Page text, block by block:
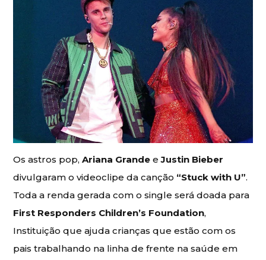
Os astros pop,Ariana Grande eJustin Bieber
divulgaram o videoclipe da canção “Stuck with U”.
Toda a renda gerada com o single será doada para
First Responders Children’s Foundation,
Instituição que ajuda crianças que estão com os
pais trabalhando na linha de frente na saúde em